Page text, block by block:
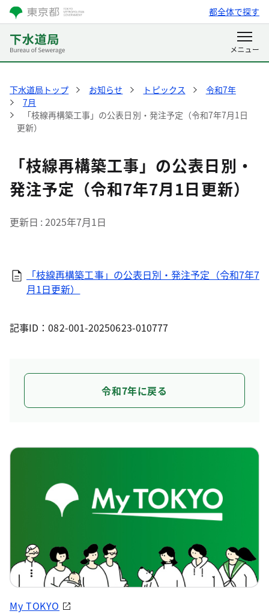
都全体で探す
下水道局トップ お知らせ トピックス
令和7年
7月
「枝線再構築工事」の公表日別・発注予定（令和7年7月1日
更新）
「枝線再構築工事」の公表日別・
発注予定（令和7年7月1日更新）
更新日 2025年7月1日
「枝線再構築工事」の公表日別・発注予定（令和7年7
月1日更新）
記事ID：082-001-20250623-010777
令和7年に戻る
My TOKYO